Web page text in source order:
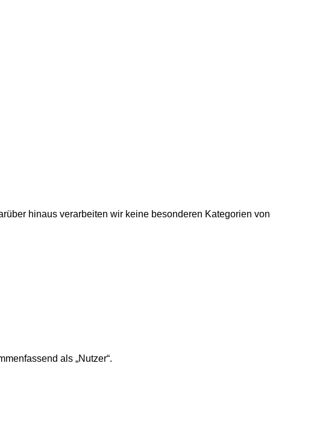
hinaus verarbeiten wir keine besonderen Kategorien von
als „Nutzer“.